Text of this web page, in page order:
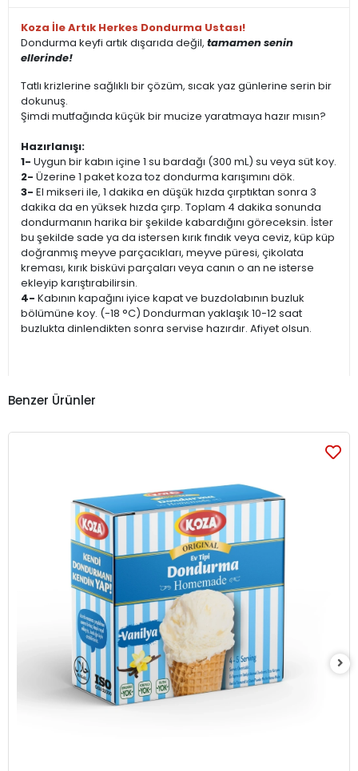
Koza İle Artık Herkes Dondurma Ustası!
Dondurma keyfi artık dışarıda değil, tamamen senin
ellerinde!
Tatlı krizlerine sağlıklı bir çözüm, sıcak yaz günlerine serin bir
dokunuş.
Şimdi mutfağında küçük bir mucize yaratmaya hazır mısın?
Hazırlanışı:
1- Uygun bir kabın içine 1 su bardağı (300 mL) su veya süt koy.
2- Üzerine 1 paket koza toz dondurma karışımını dök.
3- El mikseri ile, 1 dakika en düşük hızda çırptıktan sonra 3
dakika da en yüksek hızda çırp. Toplam 4 dakika sonunda
dondurmanın harika bir şekilde kabardığını göreceksin. İster
bu şekilde sade ya da istersen kırık fındık veya ceviz, küp küp
doğranmış meyve parçacıkları, meyve püresi, çikolata
kreması, kırık bisküvi parçaları veya canın o an ne isterse
ekleyip karıştırabilirsin.
4- Kabının kapağını iyice kapat ve buzdolabının buzluk
bölümüne koy. (-18 °C) Dondurman yaklaşık 10-12 saat
buzlukta dinlendikten sonra servise hazırdır. Afiyet olsun.
Benzer Ürünler